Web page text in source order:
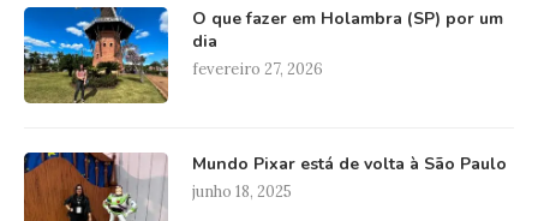
O que fazer em Holambra (SP) por um
dia
fevereiro 27, 2026
Mundo Pixar está de volta à São Paulo
junho 18, 2025